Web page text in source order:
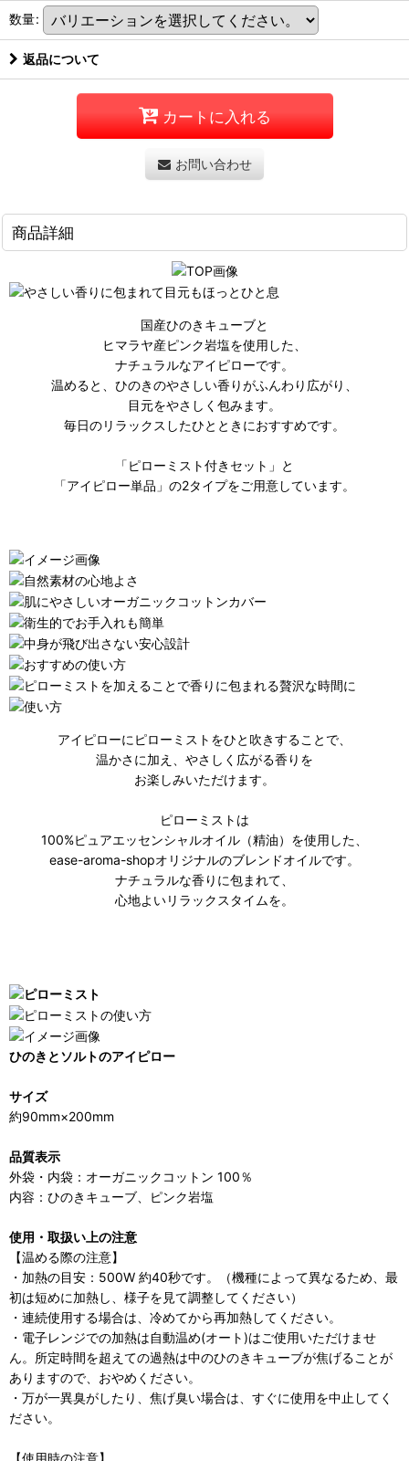
数量:
返品について
カートに入れる
お問い合わせ
商品詳細
国産ひのきキューブと
ヒマラヤ産ピンク岩塩を使用した、
ナチュラルなアイピローです。
温めると、ひのきのやさしい香りがふんわり広がり、
目元をやさしく包みます。
毎日のリラックスしたひとときにおすすめです。
「ピローミスト付きセット」と
「アイピロー単品」の2タイプをご用意しています。
アイピローにピローミストをひと吹きすることで、
温かさに加え、やさしく広がる香りを
お楽しみいただけます。
ピローミストは
100%ピュアエッセンシャルオイル（精油）を使用した、
ease-aroma-shopオリジナルのブレンドオイルです。
ナチュラルな香りに包まれて、
心地よいリラックスタイムを。
ひのきとソルトのアイピロー
サイズ
約90mm×200mm
品質表示
外袋・内袋：オーガニックコットン 100％
内容：ひのきキューブ、ピンク岩塩
使用・取扱い上の注意
【温める際の注意】
・加熱の目安：500W 約40秒です。（機種によって異なるため、最
初は短めに加熱し、様子を見て調整してください）
・連続使用する場合は、冷めてから再加熱してください。
・電子レンジでの加熱は自動温め(オート)はご使用いただけませ
ん。所定時間を超えての過熱は中のひのきキューブが焦げることが
ありますので、おやめください。
・万が一異臭がしたり、焦げ臭い場合は、すぐに使用を中止してく
ださい。
【使用時の注意】